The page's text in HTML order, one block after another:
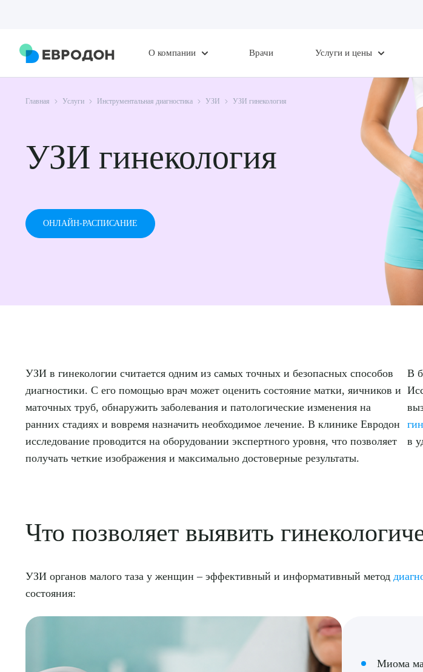
О компании Врачи Услуги и цены
Главная Услуги Инструментальная диагностика УЗИ УЗИ гинекология
УЗИ гинекология
ОНЛАЙН-РАСПИСАНИЕ
УЗИ в гинекологии считается одним из самых точных и безопасных способов
диагностики. С его помощью врач может оценить состояние матки, яичников и
маточных труб, обнаружить заболевания и патологические изменения на
ранних стадиях и вовремя назначить необходимое лечение. В клинике Евродон
исследование проводится на оборудовании экспертного уровня, что позволяет
получать четкие изображения и максимально достоверные результаты.
В
в
Что позволяет выявить
УЗИ органов малого таза у женщин – эффективный и информативный метод
состояния:
Миома